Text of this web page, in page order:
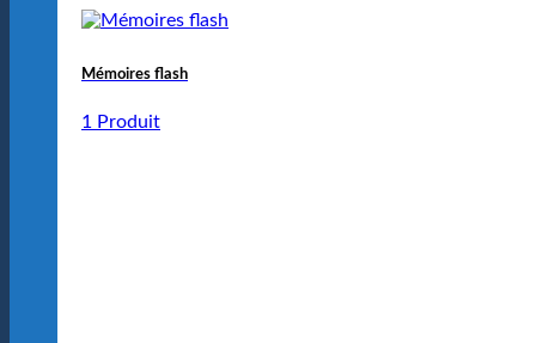
Mémoires flash
1 Produit